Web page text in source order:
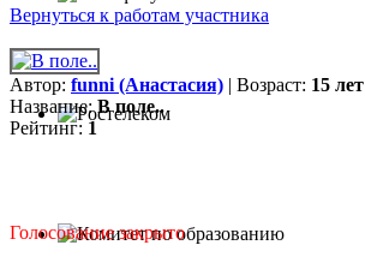
Вернуться к работам участника
Автор: funni (Анастасия) | Возраст: 15 лет
Название:В поле..
Рейтинг: 1
Голосование закрыто